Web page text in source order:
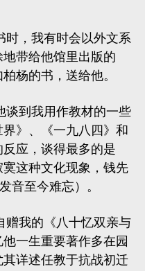
，我有时会以外文系
带给他馆里出版的
杨的书，送给他。
到我用作教材的一些
》 、《一九八四》和
反应，谈得最多的是
寞这种文化现象，钱先
音至今难忘）。
我的《八十忆双亲与
一生重要著作多在园
详述任教于抗战初迁